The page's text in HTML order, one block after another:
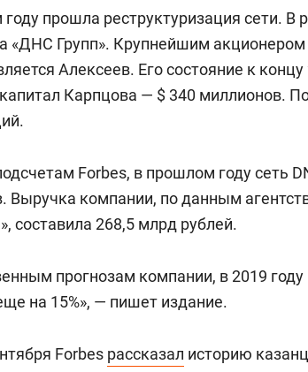
прошла реструктуризация сети. В
«ДНС Групп». Крупнейшим
Алексеев. Его состояние к
Карпцова — $ 340 миллионов.
Forbes, в прошлом году сеть
Выручка компании, по данным
составила 268,5 млрд рублей.
прогнозам компании, в 2019
на 15%», — пишет издание.
Forbes рассказал историю